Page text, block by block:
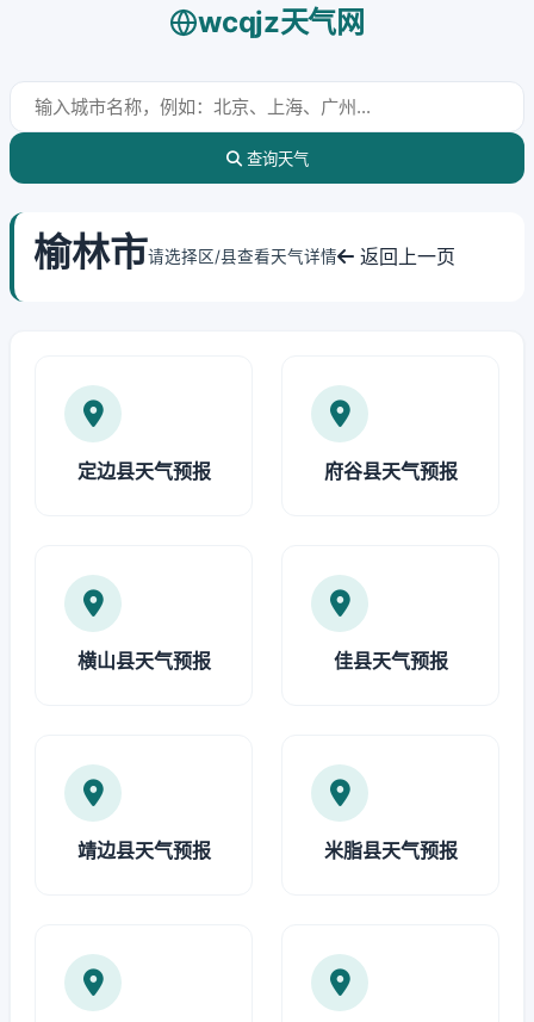
wcqjz天气网
查询天气
榆林市请选择区/县查看天气详情 返回上一页
定边县天气预报 府谷县天气预报
横山县天气预报 佳县天气预报
靖边县天气预报 米脂县天气预报